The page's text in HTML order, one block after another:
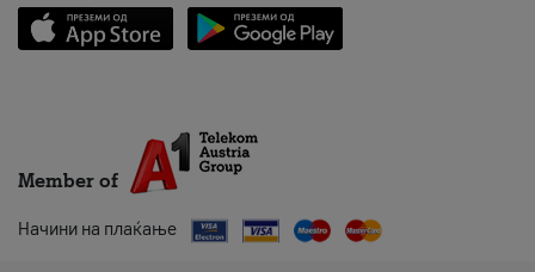
Member of
Начини на плаќање